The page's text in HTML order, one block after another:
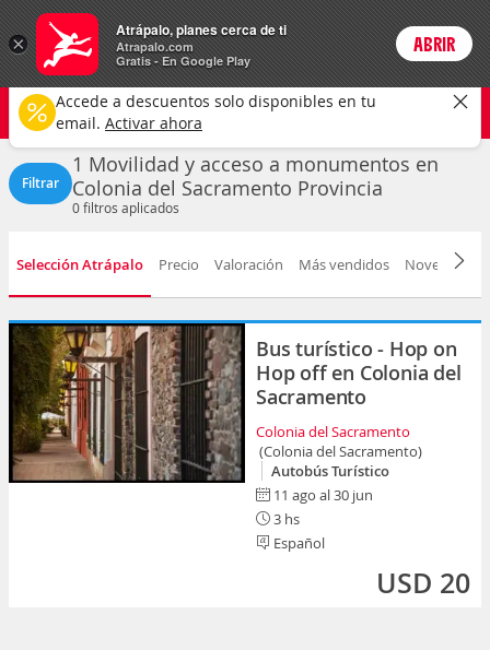
Actividades Login
Colonia del Sacramento
Movilidad y acceso a monumentos Selecciona una fecha
CAMBIAR
Filtrar
1 Movilidad y acceso a monumentos en
Colonia del Sacramento Provincia
0filtros aplicados
Selección Atrápalo Precio Valoración Más vendidos Novedad
Bus turístico - Hop on
Hop off en Colonia del
Sacramento
Colonia del Sacramento
(Colonia del Sacramento)
Autobús Turístico
11 ago al 30 jun
3 hs
Español
USD 20
×
Atrápalo, planes cerca de ti
Atrapalo.com
Gratis - En Google Play
ABRIR
Accede a descuentos solo disponibles en tu
email. Activar ahora